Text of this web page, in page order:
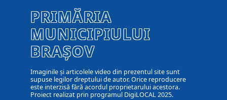
PRIMĂRIA
MUNICIPIULUI
BRAȘOV
Imaginile și articolele video din prezentul site sunt
supuse legilor dreptului de autor. Orice reproducere
este interzisă fără acordul proprietarului acestora.
Proiect realizat prin programul DigiLOCAL 2025.